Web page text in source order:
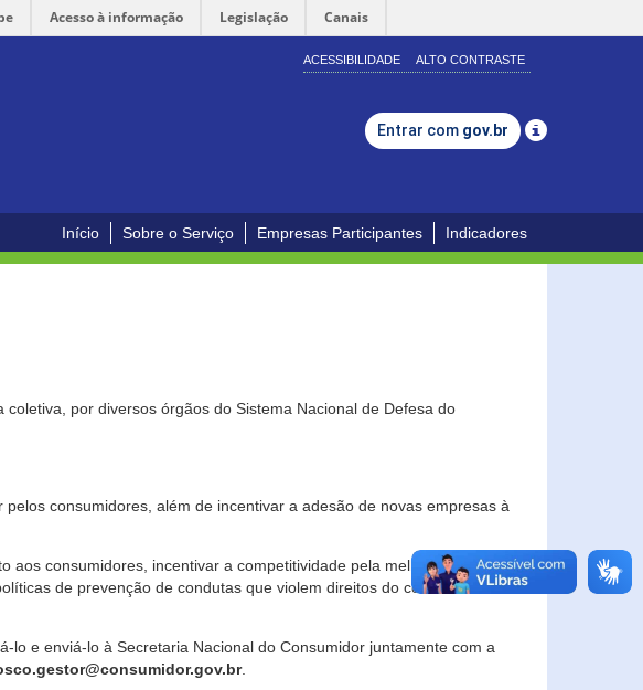
Acesso à informação Legislação Canais
ACESSIBILIDADE ALTO CONTRASTE
Entrar com gov.br
Início Sobre o Serviço Empresas Participantes Indicadores
por diversos órgãos do Sistema Nacional de Defesa do
consumidores, além de incentivar a adesão de novas empresas à
aos consumidores, incentivar a competitividade pela melhoria da
de prevenção de condutas que violem direitos do consumidor e
e enviá-lo à Secretaria Nacional do Consumidor juntamente com a
.